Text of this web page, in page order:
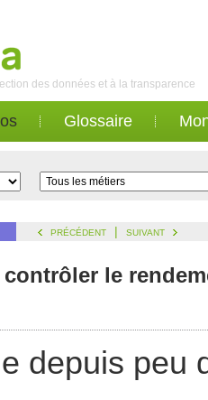
des données et à la transparence
Glossaire
PRÉCÉDENT | SUIVANT
le
depuis peu